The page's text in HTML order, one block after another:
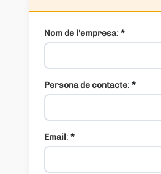
Nom de l'empresa: *
Persona de contacte: *
Email: *